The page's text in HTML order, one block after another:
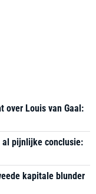
over Louis van Gaal:
al pijnlijke conclusie:
kapitale blunder